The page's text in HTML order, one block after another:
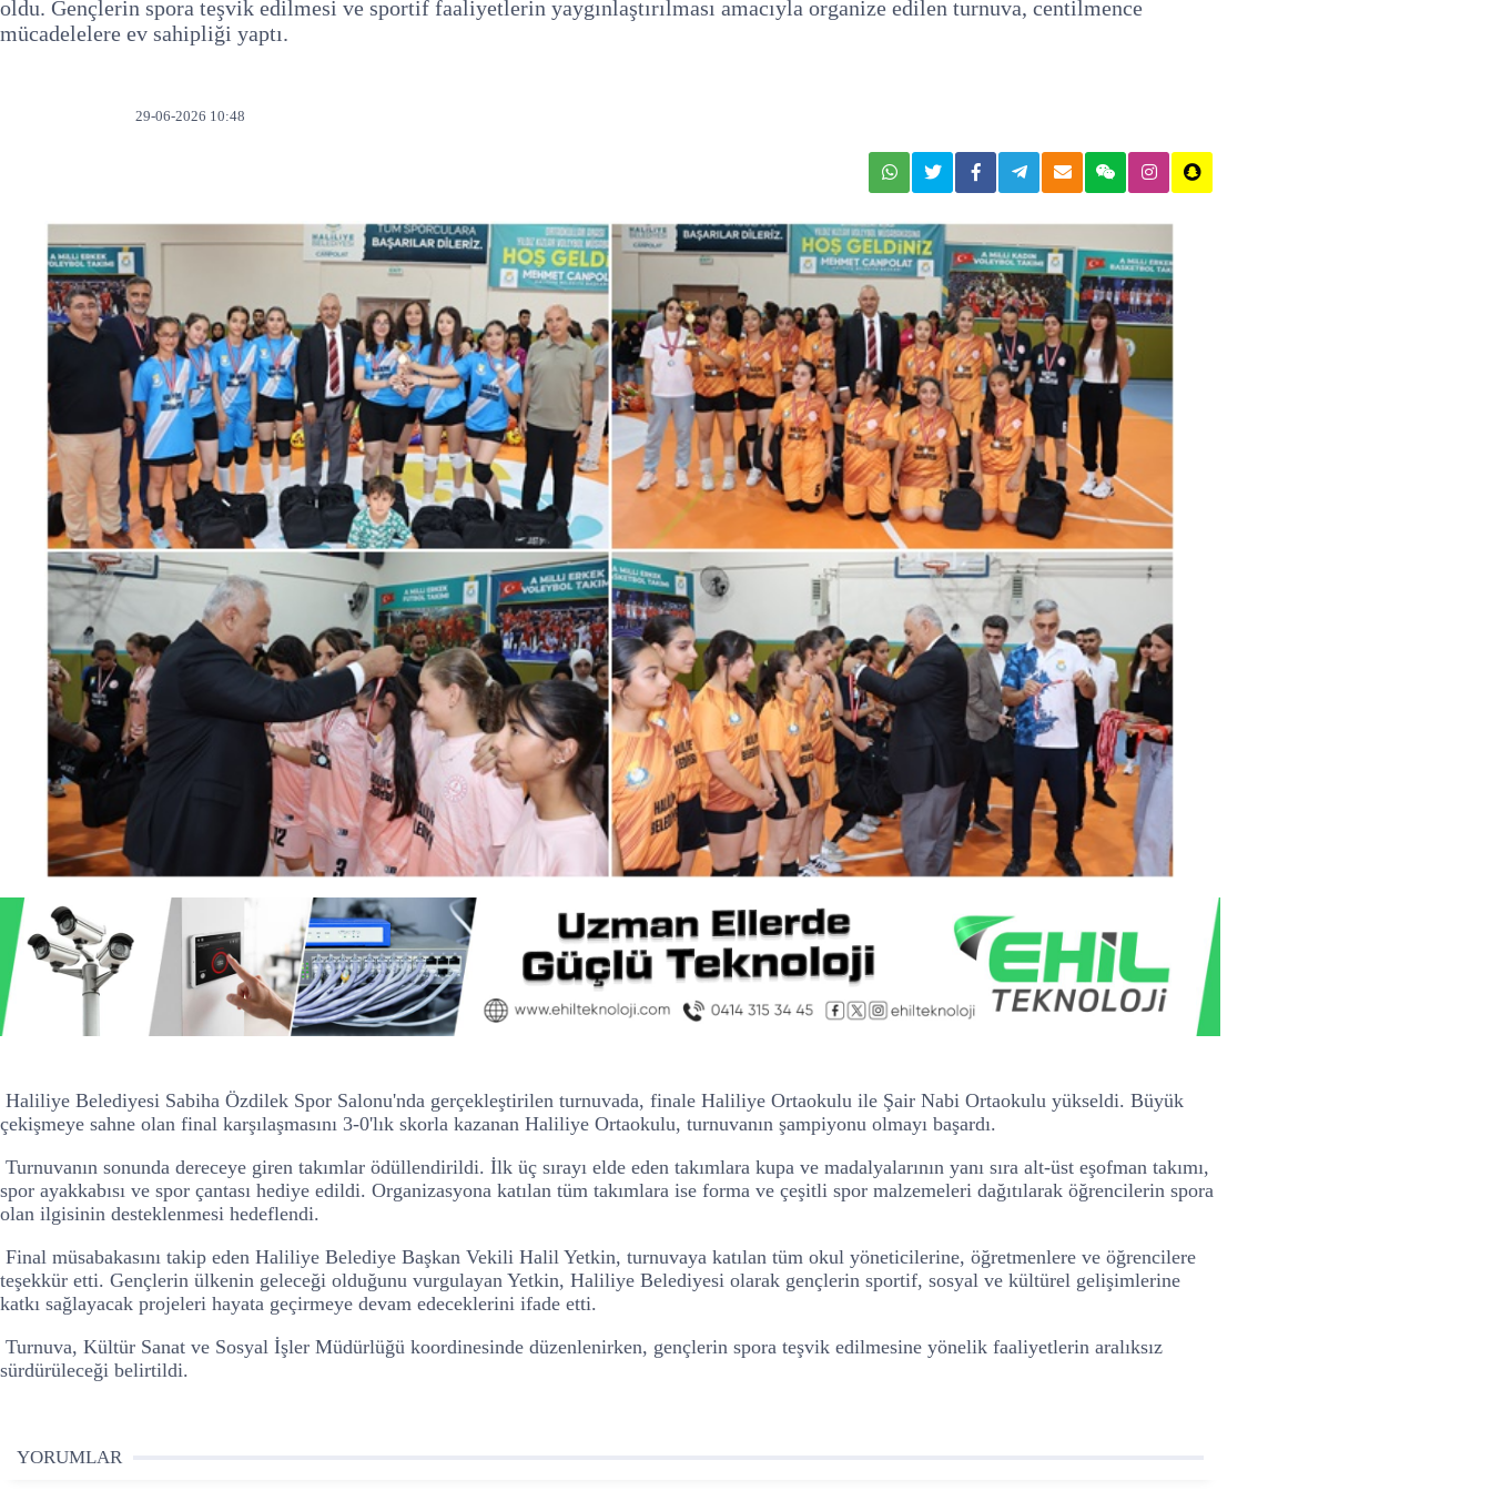
oldu. Gençlerin spora teşvik edilmesi ve sportif faaliyetlerin yaygınlaştırılması amacıyla organize edilen turnuva, centilmence
mücadelelere ev sahipliği yaptı.
29-06-2026 10:48
Haliliye Belediyesi Sabiha Özdilek Spor Salonu'nda gerçekleştirilen turnuvada, finale Haliliye Ortaokulu ile Şair Nabi Ortaokulu yükseldi. Büyük
çekişmeye sahne olan final karşılaşmasını 3-0'lık skorla kazanan Haliliye Ortaokulu, turnuvanın şampiyonu olmayı başardı.
Turnuvanın sonunda dereceye giren takımlar ödüllendirildi. İlk üç sırayı elde eden takımlara kupa ve madalyalarının yanı sıra alt-üst eşofman takımı,
spor ayakkabısı ve spor çantası hediye edildi. Organizasyona katılan tüm takımlara ise forma ve çeşitli spor malzemeleri dağıtılarak öğrencilerin spora
olan ilgisinin desteklenmesi hedeflendi.
Final müsabakasını takip eden Haliliye Belediye Başkan Vekili Halil Yetkin, turnuvaya katılan tüm okul yöneticilerine, öğretmenlere ve öğrencilere
teşekkür etti. Gençlerin ülkenin geleceği olduğunu vurgulayan Yetkin, Haliliye Belediyesi olarak gençlerin sportif, sosyal ve kültürel gelişimlerine
katkı sağlayacak projeleri hayata geçirmeye devam edeceklerini ifade etti.
Turnuva, Kültür Sanat ve Sosyal İşler Müdürlüğü koordinesinde düzenlenirken, gençlerin spora teşvik edilmesine yönelik faaliyetlerin aralıksız
sürdürüleceği belirtildi.
YORUMLAR